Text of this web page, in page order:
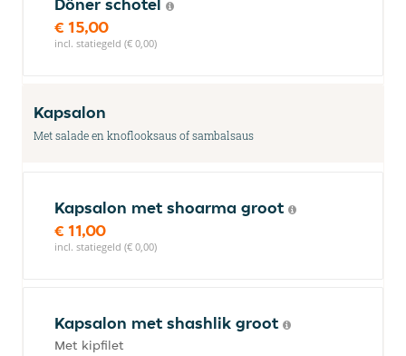
€ 15,00
incl. statiegeld (€ 0,00)
Kapsalon
Met salade en knoflooksaus of sambalsaus
Kapsalon met shoarma groot
€ 11,00
incl. statiegeld (€ 0,00)
Kapsalon met shashlik groot
Met kipfilet